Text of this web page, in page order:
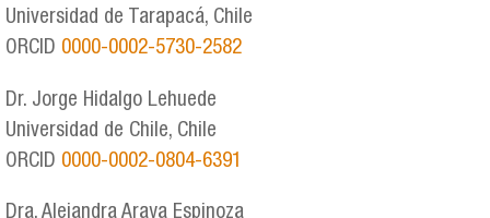
Universidad de Tarapacá, Chile
ORCID 0000-0002-5730-2582
Dr. Jorge Hidalgo Lehuede
Universidad de Chile, Chile
ORCID 0000-0002-0804-6391
Dra. Alejandra Araya Espinoza